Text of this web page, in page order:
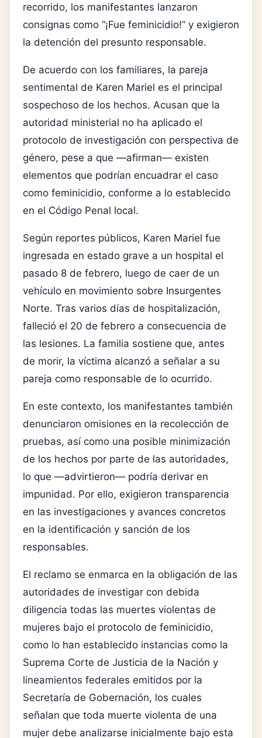
recorrido, los manifestantes lanzaron
consignas como “¡Fue feminicidio!” y exigieron
la detención del presunto responsable.
De acuerdo con los familiares, la pareja
sentimental de Karen Mariel es el principal
sospechoso de los hechos. Acusan que la
autoridad ministerial no ha aplicado el
protocolo de investigación con perspectiva de
género, pese a que —afirman— existen
elementos que podrían encuadrar el caso
como feminicidio, conforme a lo establecido
en el Código Penal local.
Según reportes públicos, Karen Mariel fue
ingresada en estado grave a un hospital el
pasado 8 de febrero, luego de caer de un
vehículo en movimiento sobre Insurgentes
Norte. Tras varios días de hospitalización,
falleció el 20 de febrero a consecuencia de
las lesiones. La familia sostiene que, antes
de morir, la víctima alcanzó a señalar a su
pareja como responsable de lo ocurrido.
En este contexto, los manifestantes también
denunciaron omisiones en la recolección de
pruebas, así como una posible minimización
de los hechos por parte de las autoridades,
lo que —advirtieron— podría derivar en
impunidad. Por ello, exigieron transparencia
en las investigaciones y avances concretos
en la identificación y sanción de los
responsables.
El reclamo se enmarca en la obligación de las
autoridades de investigar con debida
diligencia todas las muertes violentas de
mujeres bajo el protocolo de feminicidio,
como lo han establecido instancias como la
Suprema Corte de Justicia de la Nación y
lineamientos federales emitidos por la
Secretaría de Gobernación, los cuales
señalan que toda muerte violenta de una
mujer debe analizarse inicialmente bajo esta